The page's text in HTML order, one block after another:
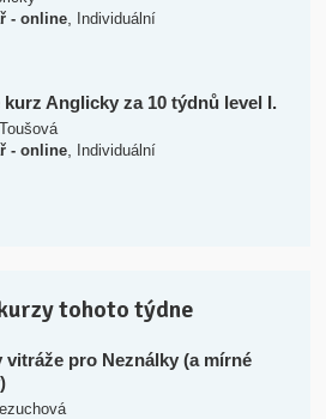
- online, Individuální
Anglicky za 10 týdnů level I.
- online, Individuální
tohoto týdne
vitráže pro Neználky (a mírné